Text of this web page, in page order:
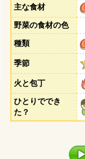
主な食材
野菜の食材の色
種類
季節
火と包丁
ひとりででき
た？